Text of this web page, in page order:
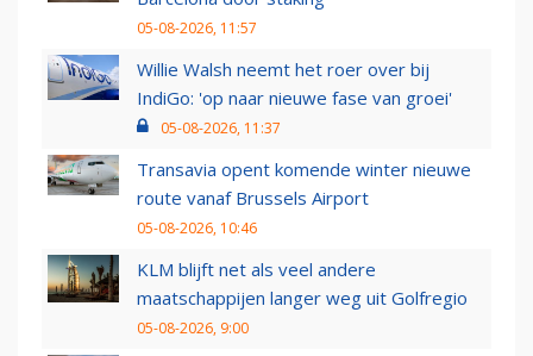
05-08-2026, 11:57
Willie Walsh neemt het roer over bij
IndiGo: 'op naar nieuwe fase van groei'
05-08-2026, 11:37
Transavia opent komende winter nieuwe
route vanaf Brussels Airport
05-08-2026, 10:46
KLM blijft net als veel andere
maatschappijen langer weg uit Golfregio
05-08-2026, 9:00